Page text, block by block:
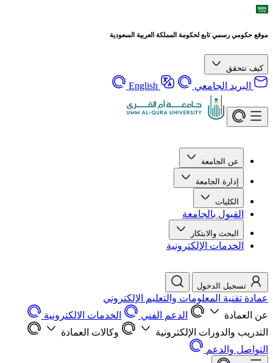
موقع حكومي رسمي تابع لحكومة المملكة العربية السعودية
كيف تتحقق
البريد الجامعي English
عن الجامعة
إدارة الجامعة
الكليات
القبول بالجامعة
البحث والابتكار
الخدمات الإلكترونية
تسجيل الدخول
عمادة تقنية المعلومات والتعليم الإلكتروني
عن العمادة
الدعم الفني
الخدمات الالكترونية
التدريب والدورات الإلكترونية
وكالات العمادة
التواصل والدعم